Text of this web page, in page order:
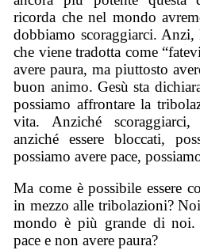
ricorda che nel mondo
dobbiamo scoraggiarci. Anzi,
che viene tradotta come
avere paura, ma piuttosto
buon animo. Gesù sta
possiamo affrontare la
vita. Anziché scoraggiarci,
anziché essere bloccati,
possiamo avere pace,
Ma come è possibile essere
in mezzo alle tribolazioni?
mondo è più grande di noi.
pace e non avere paura?